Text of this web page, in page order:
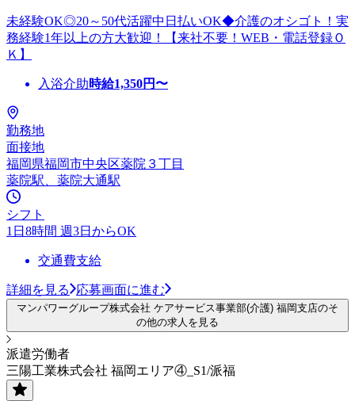
未経験OK◎20～50代活躍中日払いOK◆介護のオシゴト！実
務経験1年以上の方大歓迎！【来社不要！WEB・電話登録Ｏ
Ｋ】
入浴介助時給1,350円〜
勤務地
面接地
福岡県福岡市中央区薬院３丁目
薬院駅、薬院大通駅
シフト
1日8時間 週3日からOK
交通費支給
詳細を見る 応募画面に進む
マンパワーグループ株式会社 ケアサービス事業部(介護) 福岡支店のそ
の他の求人を見る
派遣労働者
三陽工業株式会社 福岡エリア④_S1/派福